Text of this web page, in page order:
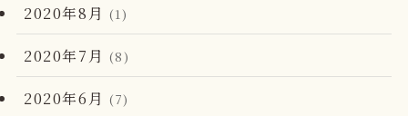
2020年8月 (1)
2020年7月 (8)
2020年6月 (7)